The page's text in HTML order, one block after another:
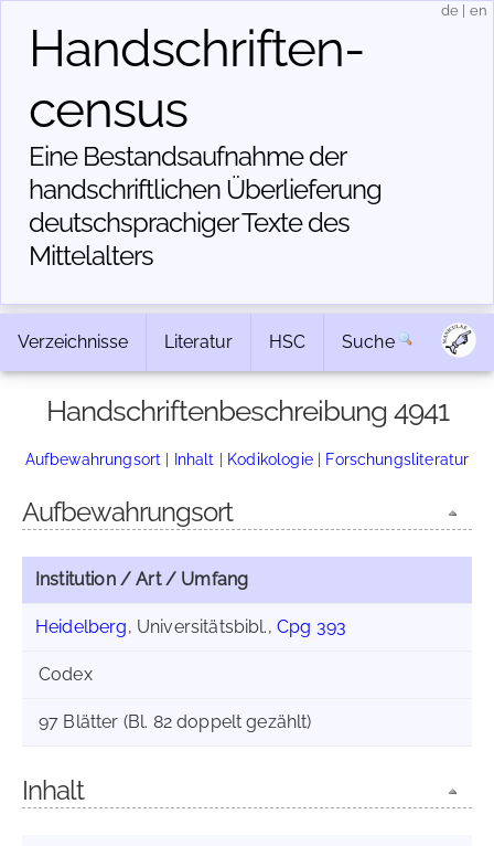
Handschriften­
census
Eine Bestandsaufnahme der
handschriftlichen Über­lieferung
deutschsprachiger Texte des
Mittelalters
de en
Verzeichnisse Literatur HSC Suche
Handschriftenbeschreibung 4941
Aufbewahrungsort | Inhalt | Kodikologie| Forschungsliteratur
Aufbewahrungsort
Institution / Art / Umfang
Heidelberg, Universitätsbibl., Cpg 393
Codex
97 Blätter (Bl. 82 doppelt gezählt)
Inhalt